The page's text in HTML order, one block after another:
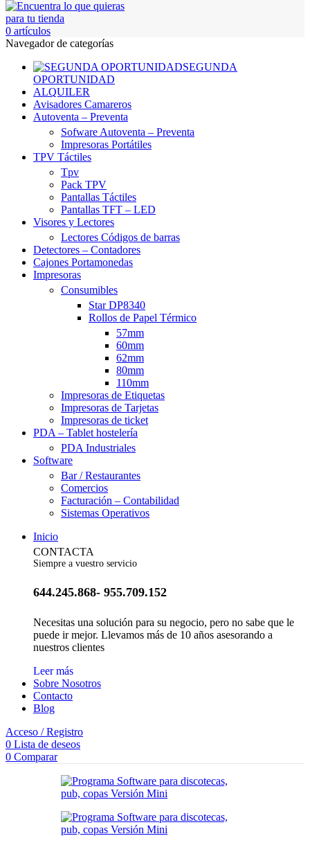
0 artículos
Navegador de categorías
SEGUNDA
OPORTUNIDAD
ALQUILER
Avisadores Camareros
Autoventa – Preventa
Sofware Autoventa – Preventa
Impresoras Portátiles
TPV Táctiles
Tpv
Pack TPV
Pantallas Táctiles
Pantallas TFT – LED
Visores y Lectores
Lectores Códigos de barras
Detectores – Contadores
Cajones Portamonedas
Impresoras
Consumibles
Star DP8340
Rollos de Papel Térmico
57mm
60mm
62mm
80mm
110mm
Impresoras de Etiquetas
Impresoras de Tarjetas
Impresoras de ticket
PDA – Tablet hostelería
PDA Industriales
Software
Bar / Restaurantes
Comercios
Facturación – Contabilidad
Sistemas Operativos
Inicio
CONTACTA
Siempre a vuestro servicio
644.245.868- 955.709.152
Necesitas una solución para su negocio, pero no sabe que le
puede ir mejor. Llevamos más de 10 años asesorando a
nuestros clientes
Leer más
Sobre Nosotros
Contacto
Blog
Acceso / Registro
0 Lista de deseos
0 Comparar